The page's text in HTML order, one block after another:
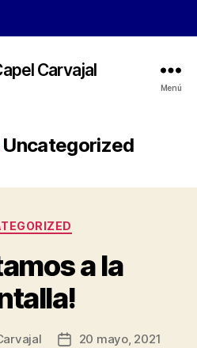
Carvajal
Menú
Uncategorized
Categorías
a la
Fecha20 mayo, 2021